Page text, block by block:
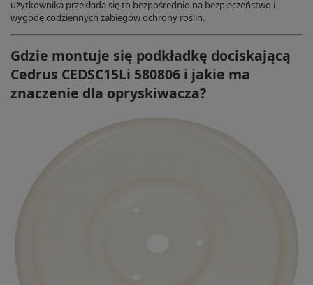
użytkownika przekłada się to bezpośrednio na bezpieczeństwo i
wygodę codziennych zabiegów ochrony roślin.
Gdzie montuje się podkładkę dociskającą
Cedrus CEDSC15Li 580806 i jakie ma
znaczenie dla opryskiwacza?